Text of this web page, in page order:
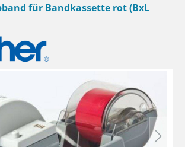
für Bandkassette rot (BxL